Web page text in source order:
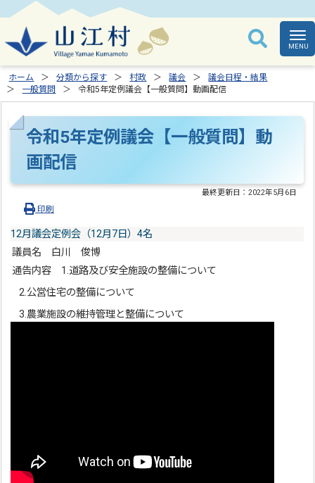
ホーム 分類から探す 村政 議会
議会日程・結果
一般質問
令和5年定例議会【一般質問】動画配信
令和5年定例議会【一般質問】動
画配信
最終更新日：2022年5月6日
印刷
12月議会定例会（12月7日）4名
議員名 白川 俊博
通告内容 1.道路及び安全施設の整備について
2.公営住宅の整備について
3.農業施設の維持管理と整備について